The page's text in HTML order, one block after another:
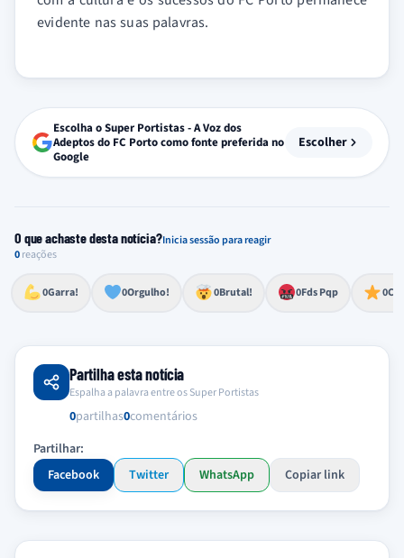
evidente nas suas palavras.
Escolha o Super Portistas - A Voz dos
Adeptos do FC Porto como fonte preferida no
Google
Escolher
O que achaste desta notícia?Inicia sessão para reagir
0reações
0Garra!
Esforço, determinação, aprovação forte
0Orgulho!
Lealdade, amor clubístico, sentimento profundo
0Brutal!
Impressionante, chocante, de grande impacto 0Fds Pqp
Reação de desespero, raiva, frustração ou espanto extremo 0
Excelência, destaque, o melhor
Partilha esta notícia
Espalha a palavra entre os Super Portistas
0partilhas0comentários
Partilhar:
Facebook
Twitter WhatsApp Copiar link